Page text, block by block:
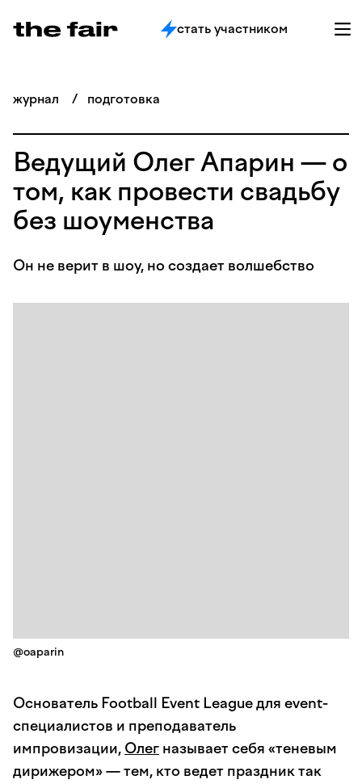
стать участником
журнал / подготовка
@oaparin
Ведущий Олег Апарин — о
том, как провести свадьбу
без шоуменства
Он не верит в шоу, но создает волшебство
Основатель Football Event League для event-
специалистов и преподаватель
импровизации, Олег называет себя «теневым
дирижером» — тем, кто ведет праздник так